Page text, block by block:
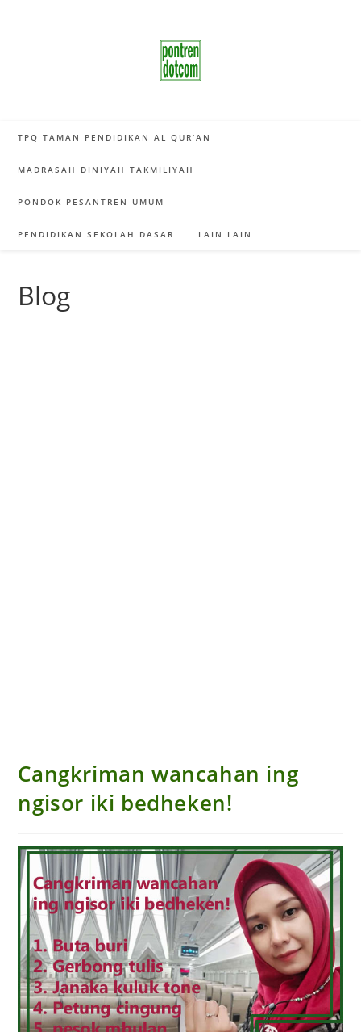
TPQ TAMAN PENDIDIKAN AL QUR’AN
MADRASAH DINIYAH TAKMILIYAH
PONDOK PESANTREN UMUM
PENDIDIKAN SEKOLAH DASAR LAIN LAIN
Blog
Cangkriman wancahan ing
ngisor iki bedheken!